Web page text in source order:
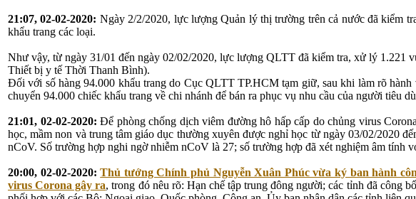
21:07, 02-02-2020: Ngày 2/2/2020, lực lượng Quản lý thị trường trên cả nước đã kiểm
khẩu trang các loại.
Như vậy, từ ngày 31/01 đến ngày 02/02/2020, lực lượng QLTT đã kiểm tra, xử lý
Thiết bị y tế Thời Thanh Bình).
Đối với số hàng 94.000 khẩu trang do Cục QLTT TP.HCM tạm giữ, sau khi làm rõ
chuyển 94.000 chiếc khẩu trang về chi nhánh để bán ra phục vụ nhu cầu của người tiêu
21:01, 02-02-2020:Để phòng chống dịch viêm đường hô hấp cấp do chủng virus
học, mầm non và trung tâm giáo dục thường xuyên được nghỉ học từ ngày 03/02/2020
nCoV. Số trường hợp nghi ngờ nhiễm nCoV là 27; số trường hợp đã xét nghiệm âm tính
20:00, 02-02-2020:Thủ tướng Chính phủ Nguyễn Xuân Phúc vừa ký ban hành
virus Corona gây ra, trong đó nêu rõ: Hạn chế tập trung đông người; các tỉnh đã công